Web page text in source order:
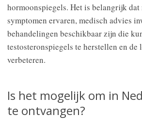
hormoonspiegels. Het is belangrijk dat
symptomen ervaren, medisch advies
behandelingen beschikbaar zijn die
testosteronspiegels te herstellen en
verbeteren.
Is het mogelijk om in
te ontvangen?